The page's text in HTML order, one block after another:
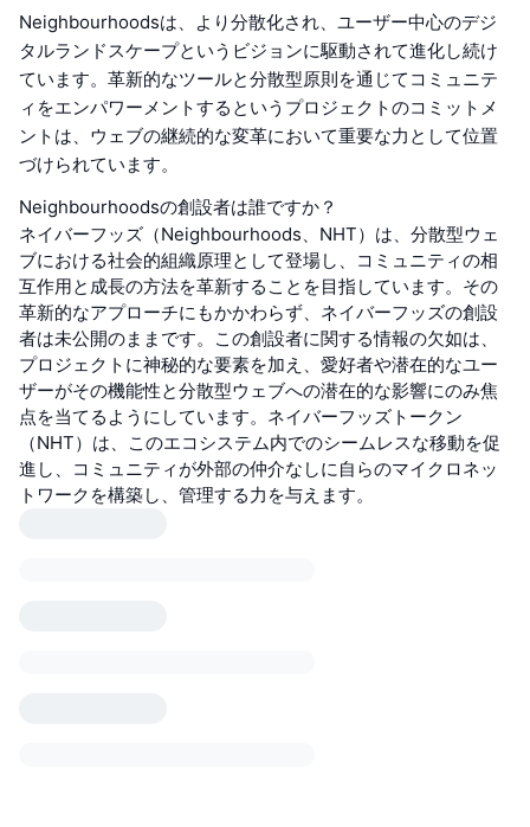
Neighbourhoodsは、より分散化され、ユーザー中心のデジ
タルランドスケープというビジョンに駆動されて進化し続け
ています。革新的なツールと分散型原則を通じてコミュニテ
ィをエンパワーメントするというプロジェクトのコミットメ
ントは、ウェブの継続的な変革において重要な力として位置
づけられています。
Neighbourhoodsの創設者は誰ですか？
ネイバーフッズ（Neighbourhoods、NHT）は、分散型ウェ
ブにおける社会的組織原理として登場し、コミュニティの相
互作用と成長の方法を革新することを目指しています。その
革新的なアプローチにもかかわらず、ネイバーフッズの創設
者は未公開のままです。この創設者に関する情報の欠如は、
プロジェクトに神秘的な要素を加え、愛好者や潜在的なユー
ザーがその機能性と分散型ウェブへの潜在的な影響にのみ焦
点を当てるようにしています。ネイバーフッズトークン
（NHT）は、このエコシステム内でのシームレスな移動を促
進し、コミュニティが外部の仲介なしに自らのマイクロネッ
トワークを構築し、管理する力を与えます。